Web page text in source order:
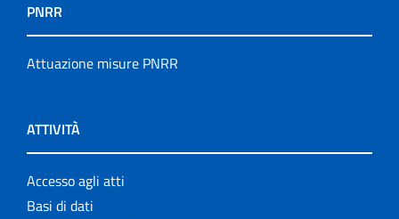
PNRR
Attuazione misure PNRR
ATTIVITÀ
Accesso agli atti
Basi di dati